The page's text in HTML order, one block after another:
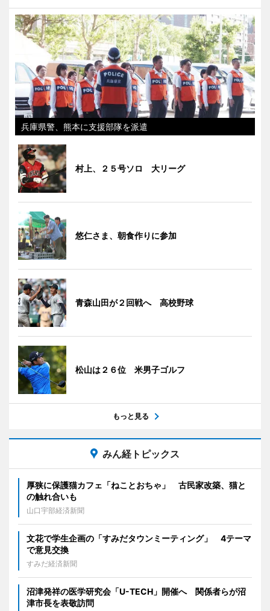
兵庫県警、熊本に支援部隊を派遣
村上、２５号ソロ 大リーグ
悠仁さま、朝食作りに参加
青森山田が２回戦へ 高校野球
松山は２６位 米男子ゴルフ
もっと見る
みん経トピックス
厚狭に保護猫カフェ「ねことおちゃ」 古民家改築、猫と
の触れ合いも
山口宇部経済新聞
文花で学生企画の「すみだタウンミーティング」 4テーマ
で意見交換
すみだ経済新聞
沼津発祥の医学研究会「U-TECH」開催へ 関係者らが沼
津市長を表敬訪問